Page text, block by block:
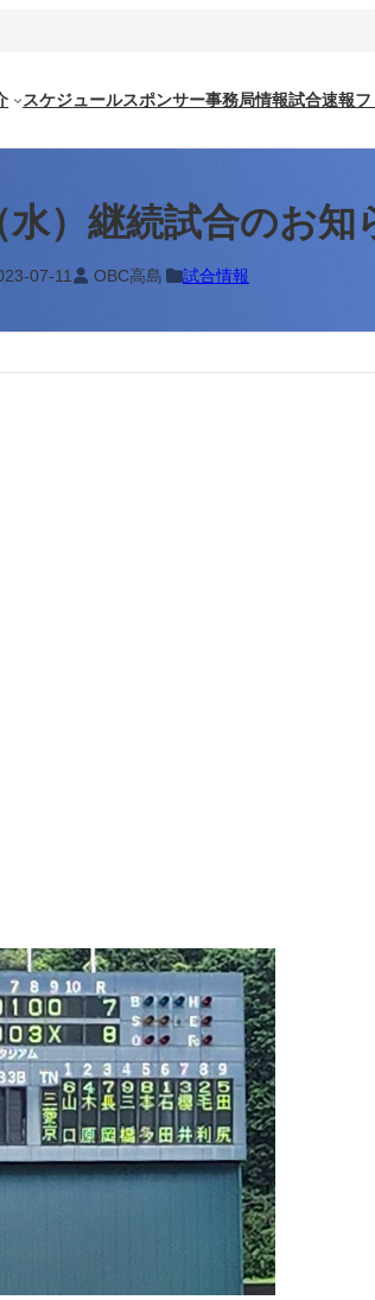
スケジュールスポンサー事務局情報試合速報
水）継続試合のお知
07-11 OBC高島 試合情報